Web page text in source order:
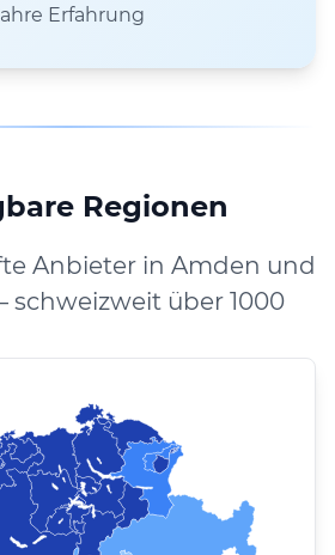
Erfahrung
Regionen
Anbieter in Amden und
schweizweit über 1000